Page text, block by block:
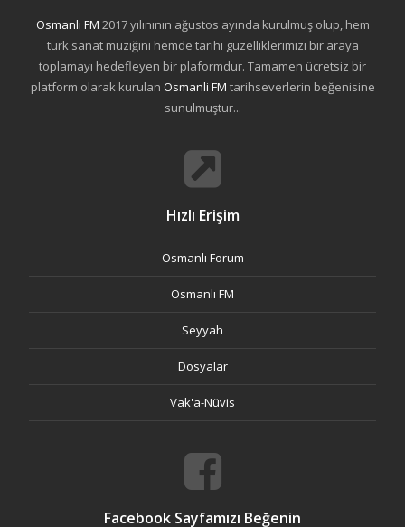
Osmanli FM 2017 yılınının ağustos ayında kurulmuş olup, hem
türk sanat müziğini hemde tarihi güzelliklerimizi bir araya
toplamayı hedefleyen bir plaformdur. Tamamen ücretsiz bir
platform olarak kurulan Osmanli FM tarihseverlerin beğenisine
sunulmuştur...
Hızlı Erişim
Osmanlı Forum
Osmanlı FM
Seyyah
Dosyalar
Vak'a-Nüvis
Facebook Sayfamızı Beğenin